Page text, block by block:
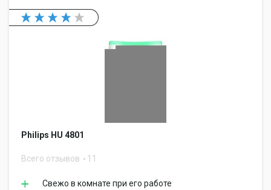
Philips HU 4801
Всего отзывов 11
Свежо в комнате при его работе